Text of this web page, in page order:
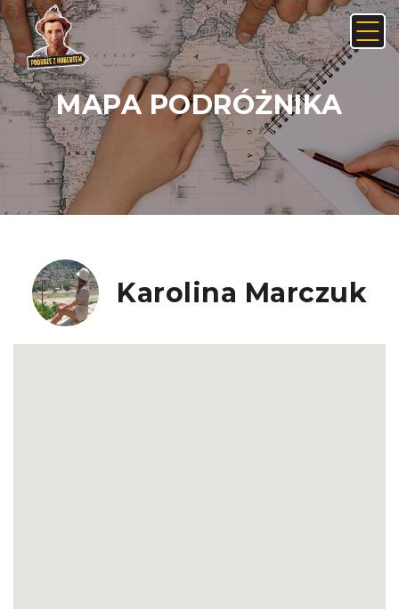
MAPA PODRÓŻNIKA
Karolina Marczuk
Anuluj Usuń
Nie, anuluj Tak, usuń
JAK ZNALEŹĆ LINK NA ANDROIDZIE: